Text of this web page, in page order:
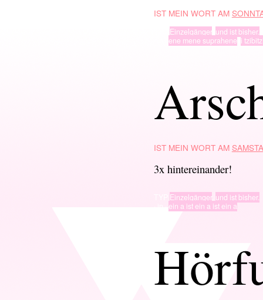
IST MEIN WORT AM
Einzelgänger, und ist bisher.
ene mene suprahene,i
IST MEIN WORT AM
3x hintereinander!
Einzelgänger, und ist bisher.
ein a ist ein a ist ein a